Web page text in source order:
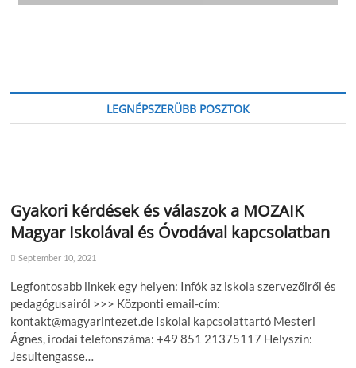
LEGNÉPSZERÜBB POSZTOK
Gyakori kérdések és válaszok a MOZAIK
Magyar Iskolával és Óvodával kapcsolatban
September 10, 2021
Legfontosabb linkek egy helyen: Infók az iskola szervezőiről és
pedagógusairól >>> Központi email-cím:
kontakt@magyarintezet.de Iskolai kapcsolattartó Mesteri
Ágnes, irodai telefonszáma: +49 851 21375117 Helyszín:
Jesuitengasse…